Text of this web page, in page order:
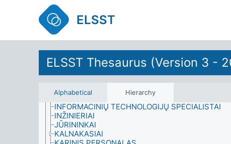
ELSST
ELSST Thesaurus (Version 3 -
Alphabetical Hierarchy
CIVILINĖ PARTNERYSTĖ
DAINININKAI
DALYVAVIMAS
DARBAS IR UŽIMTUMAS
DARBUOTOJŲ PROFESIJOS
APSAUGOS DARBUOTOJAI
ARCHITEKTAI
AUKLĖS
BUHALTERIAI
DOKININKAI
INFORMACINIŲ TECHNOLOGIJŲ SPECIALISTAI
INŽINIERIAI
JŪRININKAI
KALNAKASIAI